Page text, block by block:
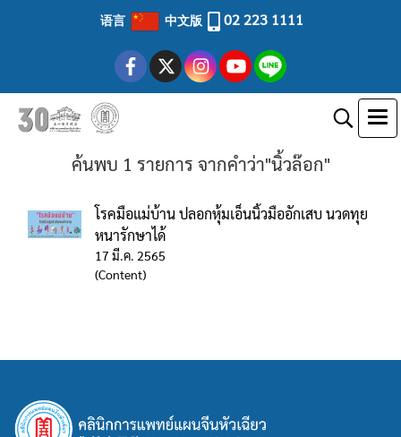
语言 中文版 02 223 1111
ค้นพบ 1 รายการ จากคำว่า"นิ้วล๊อก"
โรคมือแม่บ้าน ปลอกหุ้มเอ็นนิ้วมืออักเสบ นวดทุย
หนารักษาได้
17 มี.ค. 2565
(Content)